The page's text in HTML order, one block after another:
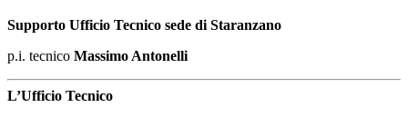
Supporto Ufficio Tecnico sede di Staranzano
p.i. tecnico Massimo Antonelli
L’Ufficio Tecnico